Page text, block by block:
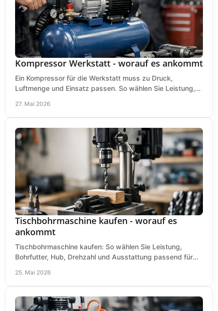
Kompressor Werkstatt - worauf es ankommt
Ein Kompressor für die Werkstatt muss zu Druck,
Luftmenge und Einsatz passen. So wählen Sie Leistung,
27. Mai 2026
Tischbohrmaschine kaufen - worauf es
ankommt
Tischbohrmaschine kaufen: So wählen Sie Leistung,
Bohrfutter, Hub, Drehzahl und Ausstattung passend für
25. Mai 2026